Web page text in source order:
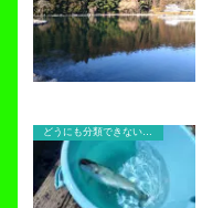
どうにも分類できないお役立ち記事！